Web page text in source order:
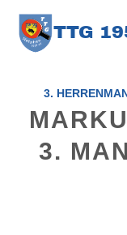
TTG
3.
3.